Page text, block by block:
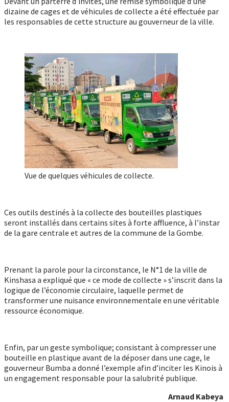
dizaine de cages et de véhicules de collecte a été effectuée par
les responsables de cette structure au gouverneur de la ville.
Vue de quelques véhicules de collecte.
Ces outils destinés à la collecte des bouteilles plastiques
seront installés dans certains sites à forte affluence, à l’instar
de la gare centrale et autres de la commune de la Gombe.
Prenant la parole pour la circonstance, le N°1 de la ville de
Kinshasa a expliqué que « ce mode de collecte » s’inscrit dans la
logique de l’économie circulaire, laquelle permet de
transformer une nuisance environnementale en une véritable
ressource économique.
Enfin, par un geste symbolique; consistant à compresser une
bouteille en plastique avant de la déposer dans une cage, le
gouverneur Bumba a donné l’exemple afin d’inciter les Kinois à
un engagement responsable pour la salubrité publique.
Arnaud Kabeya